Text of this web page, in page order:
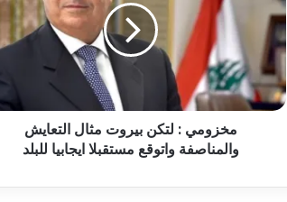
مخزومي : لتكن بيروت مثال التعايش
والمناصفة واتوقع مستقبلا ايجابيا للبلد